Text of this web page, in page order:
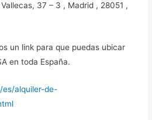
37 – 3 , Madrid , 28051 ,
un link para que puedas ubicar
en toda España.
alquiler-de-